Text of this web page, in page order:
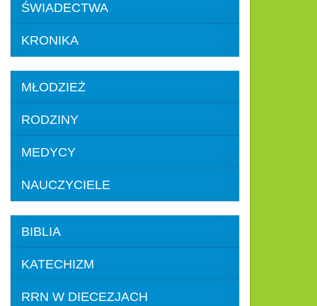
ŚWIADECTWA
KRONIKA
MŁODZIEŻ
RODZINY
MEDYCY
NAUCZYCIELE
BIBLIA
KATECHIZM
RRN W DIECEZJACH